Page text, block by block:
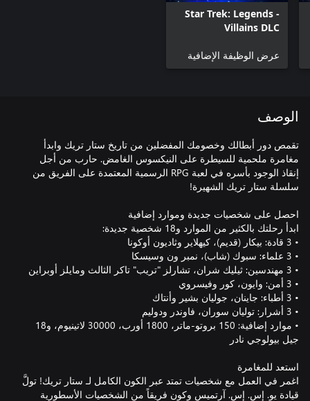
Star Trek: Legends -
Villains DLC
عرض الوظيفة الإضافية
الوصف
تقمص دور أبطالك وخصومك المفضلين من تاريخ ستار تريك وابدأ
مغامرة ملحمية للسيطرة على النيكسوس الغامض. حارب من أجل
إنقاذ الوجود بأسره في لعبة RPG الرسمية المعتمدة على الفريق من
• موارد إضافية: 150 بروتو-ماتر، 1800 أورب، 30000 لاتينيوم، و18
اغمر في العمل مع شخصيات تمتد عبر الكون الكامل لـ ستار تريك! تولَّ
قيادة يو. إس. إس. آرتميس وكون فريقاً من الشخصيات الأسطورية